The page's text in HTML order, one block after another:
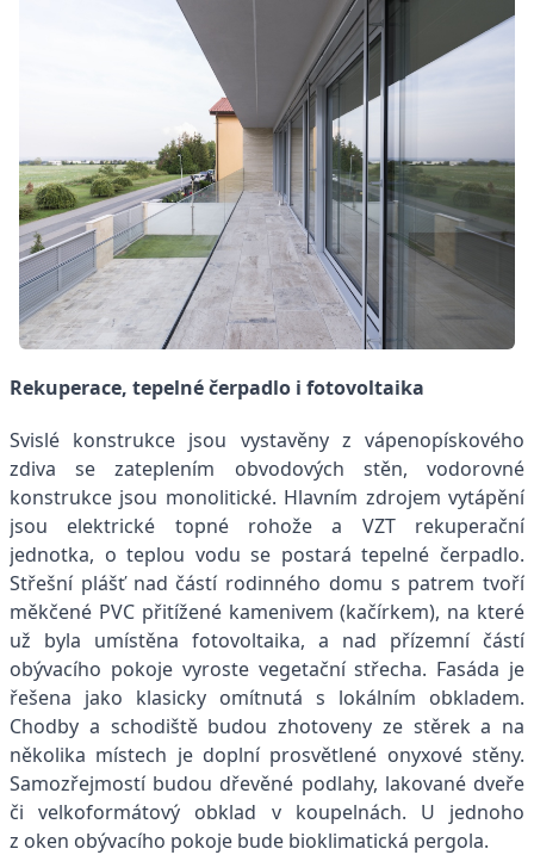
Rekuperace, tepelné čerpadlo i fotovoltaika
Svislé konstrukce jsou vystavěny z vápenopískového
zdiva se zateplením obvodových stěn, vodorovné
konstrukce jsou monolitické. Hlavním zdrojem vytápění
jsou elektrické topné rohože a VZT rekuperační
jednotka, o teplou vodu se postará tepelné čerpadlo.
Střešní plášť nad částí rodinného domu s patrem tvoří
měkčené PVC přitížené kamenivem (kačírkem), na které
už byla umístěna fotovoltaika, a nad přízemní částí
obývacího pokoje vyroste vegetační střecha. Fasáda je
řešena jako klasicky omítnutá s lokálním obkladem.
Chodby a schodiště budou zhotoveny ze stěrek a na
několika místech je doplní prosvětlené onyxové stěny.
Samozřejmostí budou dřevěné podlahy, lakované dveře
či velkoformátový obklad v koupelnách. U jednoho
z oken obývacího pokoje bude bioklimatická pergola.